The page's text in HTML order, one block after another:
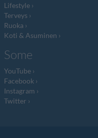
Lifestyle
Terveys
Ruoka
Koti & Asuminen
Some
YouTube
Facebook
Instagram
Twitter